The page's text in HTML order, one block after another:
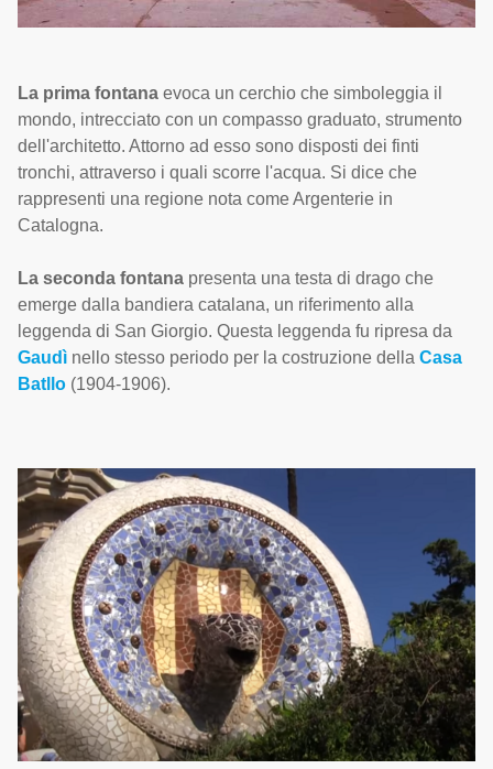
La prima fontana evoca un cerchio che simboleggia il
mondo, intrecciato con un compasso graduato, strumento
dell'architetto. Attorno ad esso sono disposti dei finti
tronchi, attraverso i quali scorre l'acqua. Si dice che
rappresenti una regione nota come Argenterie in
Catalogna.
La seconda fontana presenta una testa di drago che
emerge dalla bandiera catalana, un riferimento alla
leggenda di San Giorgio. Questa leggenda fu ripresa da
Gaudì nello stesso periodo per la costruzione della Casa
Batllo (1904-1906).